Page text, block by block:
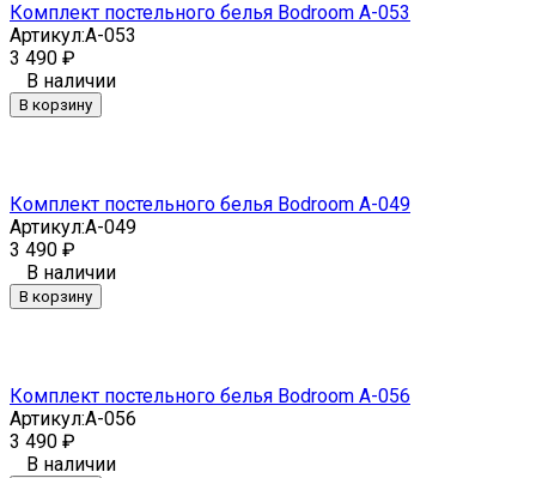
Комплект постельного белья Bodroom A-053
Артикул:A-053
3 490 ₽
В наличии
В корзину
Комплект постельного белья Bodroom A-049
Артикул:A-049
3 490 ₽
В наличии
В корзину
Комплект постельного белья Bodroom A-056
Артикул:A-056
3 490 ₽
В наличии